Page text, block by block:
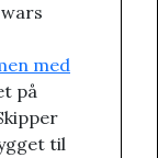
med
på
til